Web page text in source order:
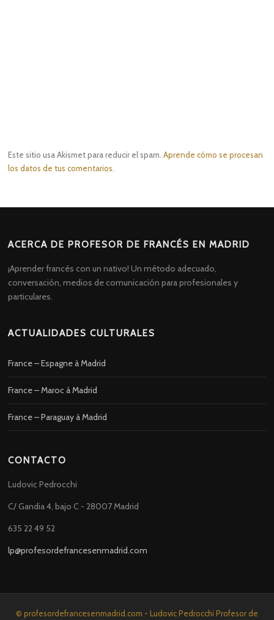
Este sitio usa Akismet para reducir el spam.Aprende cómo se procesan
los datos de tus comentarios.
ACERCA DE PROFESOR DE FRANCÉS EN MADRID
¡Aprender francés con un nativo! Un método adecuado,
conversación, medios de comunicación para profesionales y
particulares.
ACTUALIDADES CULTURALES
France – Espagne à Madrid
France – Maroc à Madrid
France – Paraguay à Madrid
CONTACTO
Ludovic Pedrocchi
C/ Gandia 4, bajo C - 28007 Madrid
635 22 49 52
lp@profesordefrancesenmadrid.com
© profesordefrancesenmadrid.com - Ludovic Pedrocchi Profesor de